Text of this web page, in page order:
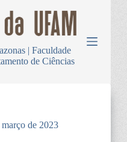
| Faculdade
de Ciências
março de 2023